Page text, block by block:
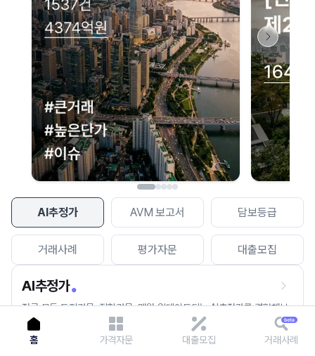
AI추정가 AVM 보고서 담보등급
거래사례 평가자문 대출모집
AI추정가
전국 모든 토지건물, 집합건물, 매월 업데이트되는 AI추정가를 경험해보
세요.
네이버 지도 연결 안내
현재 네이버 지도 연결이 원활하지 않아 지도를 불러올 수 없습니다.
이용에 불편을 드려 죄송합니다.
다시 시도
홈 가격자문 대출모집 거래사례